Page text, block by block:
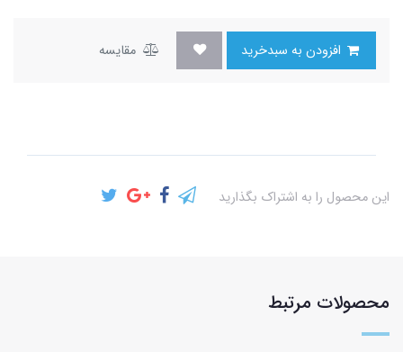
مقایسه
این محصول را به اشتراک بگذارید
محصولات مرتبط